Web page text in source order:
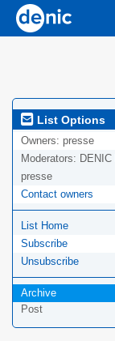
List Options
Owners: presse
Moderators:
presse
Contact owners
List Home
Subscribe
Unsubscribe
Archive
Post